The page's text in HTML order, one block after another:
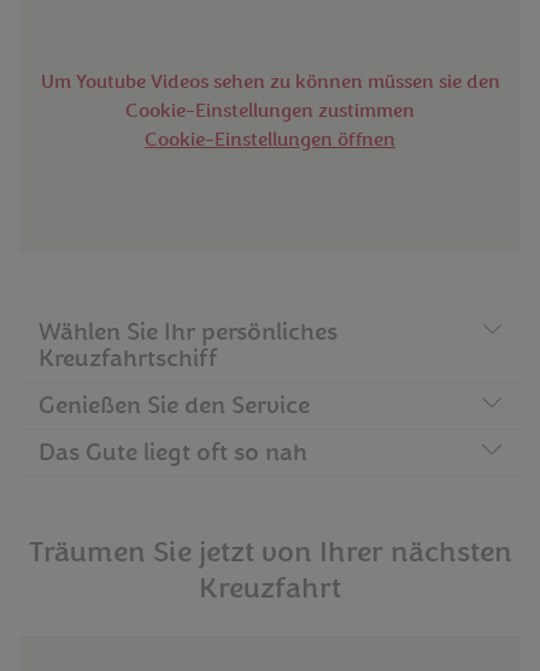
Um Youtube Videos sehen zu können müssen sie den
Cookie-Einstellungen zustimmen
Cookie-Einstellungen öffnen
Häufig gestellte Fragen
Wählen Sie Ihr persönliches
Kreuzfahrtschiff
Genießen Sie den Service
Das Gute liegt oft so nah
Träumen Sie jetzt von Ihrer nächsten
Kreuzfahrt